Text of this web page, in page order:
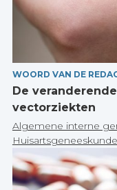
WOORD VAN DE
De
vectorziekten
Algemene interne
Huisartsgeneeskunde